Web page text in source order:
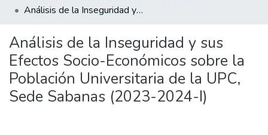
All of DSpace
Análisis de la Inseguridad y sus Efectos Socio-Económicos sobre la Población Universitaria de la UPC, Sede Sabanas (2023-2024-I)
Análisis de la Inseguridad y sus
Efectos Socio-Económicos sobre la
Población Universitaria de la UPC,
Sede Sabanas (2023-2024-I)